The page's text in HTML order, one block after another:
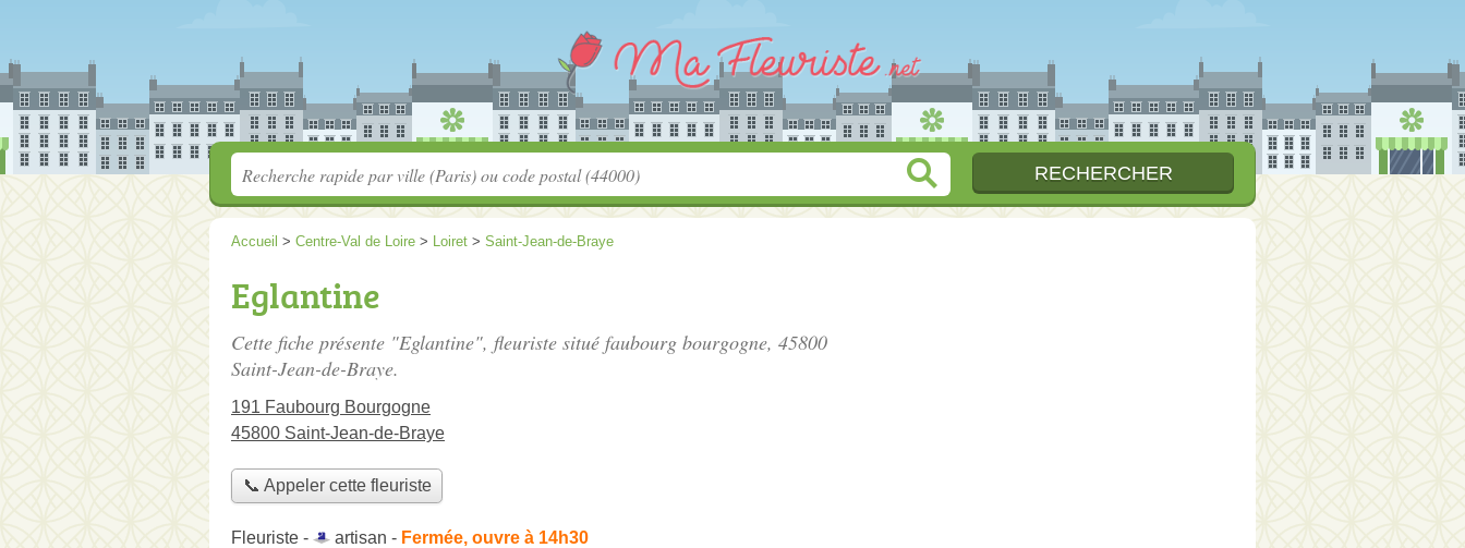
Accueil > Centre-Val de Loire > Loiret > Saint-Jean-de-Braye
Eglantine
Cette fiche présente "Eglantine", fleuriste situé faubourg bourgogne, 45800
Saint-Jean-de-Braye.
191 Faubourg Bourgogne
45800 Saint-Jean-de-Braye
📞 Appeler cette fleuriste
Fleuriste - artisan - Fermée, ouvre à 14h30